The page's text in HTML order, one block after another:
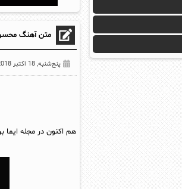
متن آهنگ محسن
پنج‌شنبه, 18 اکتبر 2018
هم اکنون در مجله ایما